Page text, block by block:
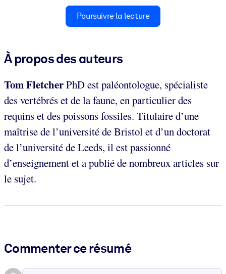
Poursuivre la lecture
À propos des auteurs
Tom FletcherPhD est paléontologue, spécialiste
des vertébrés et de la faune, en particulier des
requins et des poissons fossiles. Titulaire d’une
maîtrise de l’université de Bristol et d’un doctorat
de l’université de Leeds, il est passionné
d’enseignement et a publié de nombreux articles sur
le sujet.
Commenter ce résumé